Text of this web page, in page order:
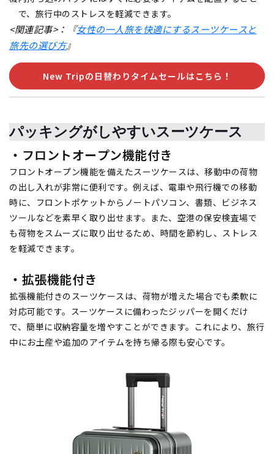
で、旅行中のストレスを軽減できます。
<関連記事>：『女性の一人旅を快適にするスーツケースと
旅先の選び方』
New Tripの日替わりタイムセールはこちら！
パッキングがしやすいスーツケース
・フロントオープン機能付き
フロントオープン機能を備えたスーツケースは、移動中の荷物
の出し入れが非常に便利です。例えば、電車や飛行機での移動
時に、フロントポケットからノートパソコン、書類、ビジネス
ツールなどを素早く取り出せます。また、空港の保安検査場で
も荷物をスムーズに取り出せるため、時間を節約し、ストレス
を軽減できます。
・拡張機能付き
拡張機能付きのスーツケースは、荷物が増えた場合でも柔軟に
対応可能です。スーツケースに備わったジッパーを開くだけ
で、簡単に収納容量を増やすことができます。これにより、旅行
中にお土産や追加のアイテムを持ち帰る際も安心です。